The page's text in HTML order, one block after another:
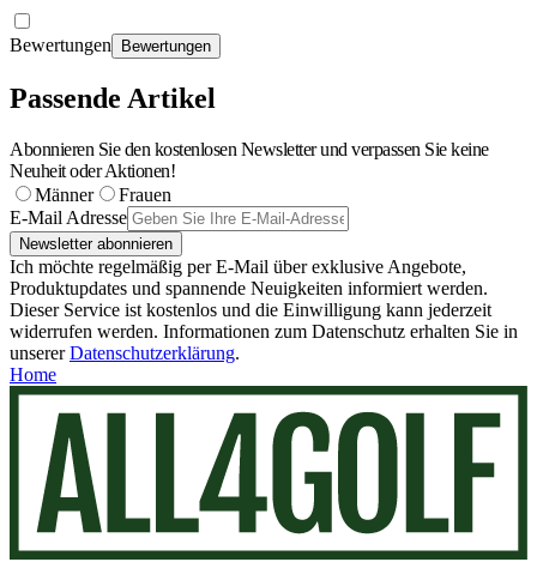
Bewertungen Bewertungen
Passende Artikel
Abonnieren Sie den kostenlosen Newsletter und verpassen Sie keine
Neuheit oder Aktionen!
Männer
Frauen
E-Mail Adresse
Newsletter abonnieren
Ich möchte regelmäßig per E-Mail über exklusive Angebote,
Produktupdates und spannende Neuigkeiten informiert werden.
Dieser Service ist kostenlos und die Einwilligung kann jederzeit
widerrufen werden. Informationen zum Datenschutz erhalten Sie in
unsererDatenschutzerklärung.
Home